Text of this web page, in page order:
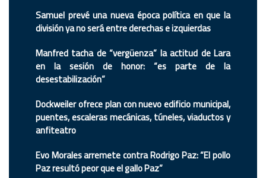
Samuel prevé una nueva época política en que la
división ya no será entre derechas e izquierdas
Manfred tacha de “vergüenza” la actitud de Lara
en la sesión de honor: “es parte de la
desestabilización”
Dockweiler ofrece plan con nuevo edificio municipal,
puentes, escaleras mecánicas, túneles, viaductos y
anfiteatro
Evo Morales arremete contra Rodrigo Paz: “El pollo
Paz resultó peor que el gallo Paz”